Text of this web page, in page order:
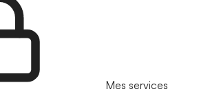
Mes services